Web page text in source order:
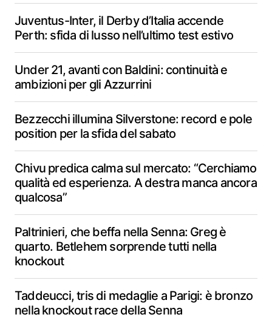
Juventus-Inter, il Derby d’Italia accende
Perth: sfida di lusso nell’ultimo test estivo
Under 21, avanti con Baldini: continuità e
ambizioni per gli Azzurrini
Bezzecchi illumina Silverstone: record e pole
position per la sfida del sabato
Chivu predica calma sul mercato: “Cerchiamo
qualità ed esperienza. A destra manca ancora
qualcosa”
Paltrinieri, che beffa nella Senna: Greg è
quarto. Betlehem sorprende tutti nella
knockout
Taddeucci, tris di medaglie a Parigi: è bronzo
nella knockout race della Senna